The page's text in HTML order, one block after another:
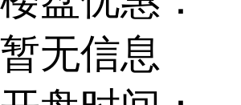
暂无信息